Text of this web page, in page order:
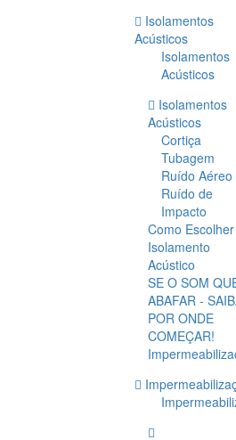
Isolamentos
Acústicos
Isolamentos
Acústicos
Isolamentos
Acústicos
Cortiça
Tubagem
Ruído Aéreo
Ruído de
Impacto
Como Escolher
Isolamento
Acústico
SE O SOM
ABAFAR -
POR ONDE
COMEÇAR!